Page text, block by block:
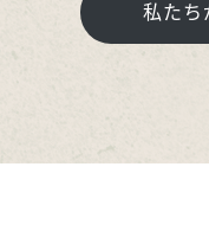
私たち